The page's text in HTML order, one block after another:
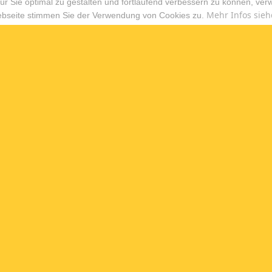
stimmen Sie der Verwendung von Cookies zu. Mehr Infos